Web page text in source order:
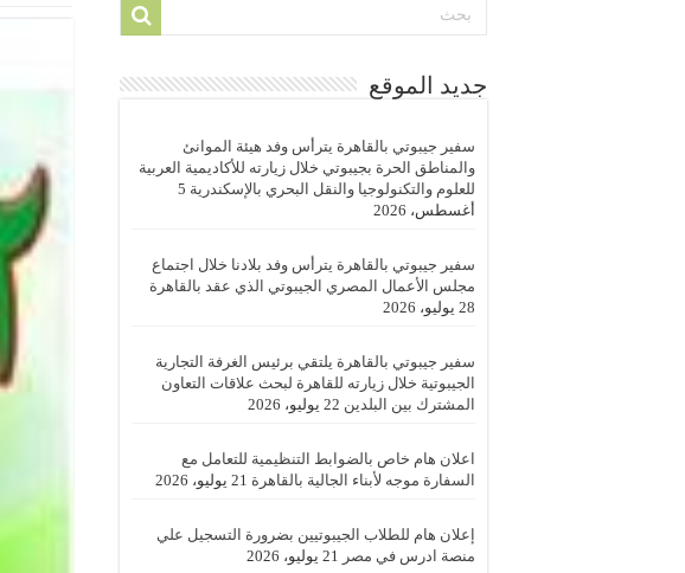
جديد الموقع
سفير جيبوتي بالقاهرة يترأس وفد هيئة الموانئ
والمناطق الحرة بجيبوتي خلال زيارته للأكاديمية العربية
للعلوم والتكنولوجيا والنقل البحري بالإسكندرية 5
أغسطس، 2026
سفير جيبوتي بالقاهرة يترأس وفد بلادنا خلال اجتماع
مجلس الأعمال المصري الجيبوتي الذي عقد بالقاهرة
28 يوليو، 2026
سفير جيبوتي بالقاهرة يلتقي برئيس الغرفة التجارية
الجيبوتية خلال زيارته للقاهرة لبحث علاقات التعاون
المشترك بين البلدين 22 يوليو، 2026
اعلان هام خاص بالضوابط التنظيمية للتعامل مع
السفارة موجه لأبناء الجالية بالقاهرة 21 يوليو، 2026
إعلان هام للطلاب الجيبوتيين بضرورة التسجيل علي
منصة ادرس في مصر
21 يوليو، 2026